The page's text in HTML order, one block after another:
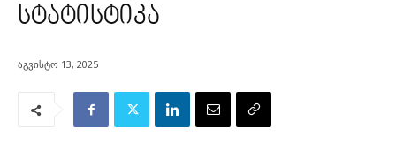
სტატისტიკა
აგვისტო 13, 2025